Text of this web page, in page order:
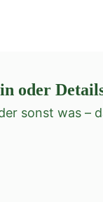
oder
sonst was –